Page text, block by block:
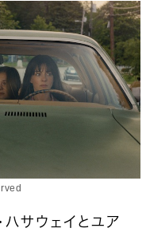
サウェイとユア